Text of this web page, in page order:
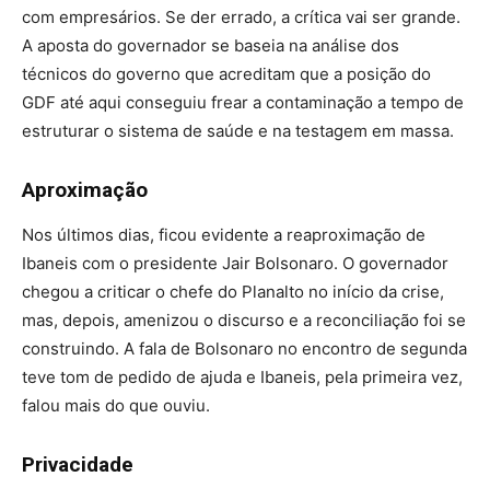
com empresários. Se der errado, a crítica vai ser grande.
A aposta do governador se baseia na análise dos
técnicos do governo que acreditam que a posição do
GDF até aqui conseguiu frear a contaminação a tempo de
estruturar o sistema de saúde e na testagem em massa.
Aproximação
Nos últimos dias, ficou evidente a reaproximação de
Ibaneis com o presidente Jair Bolsonaro. O governador
chegou a criticar o chefe do Planalto no início da crise,
mas, depois, amenizou o discurso e a reconciliação foi se
construindo. A fala de Bolsonaro no encontro de segunda
teve tom de pedido de ajuda e Ibaneis, pela primeira vez,
falou mais do que ouviu.
Privacidade